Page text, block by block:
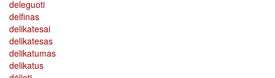
deleguoti
delfinas
delikatesai
delikatesas
delikatumas
delikatus